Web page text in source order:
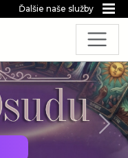
Ďalšie naše služby